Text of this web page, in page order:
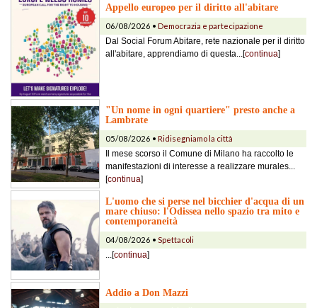
Appello europeo per il diritto all'abitare
06/08/2026 • Democrazia e partecipazione
Dal Social Forum Abitare, rete nazionale per il diritto
all'abitare, apprendiamo di questa...[continua]
"Un nome in ogni quartiere" presto anche a
Lambrate
05/08/2026 • Ridisegniamo la città
Il mese scorso il Comune di Milano ha raccolto le
manifestazioni di interesse a realizzare murales...
[continua]
L'uomo che si perse nel bicchier d'acqua di un
mare chiuso: l'Odissea nello spazio tra mito e
contemporaneità
04/08/2026 • Spettacoli
...[continua]
Addio a Don Mazzi